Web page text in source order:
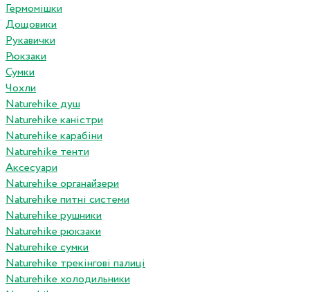
Гермомішки
Дощовики
Рукавички
Рюкзаки
Сумки
Чохли
Naturehike душ
Naturehike каністри
Naturehike карабіни
Naturehike тенти
Аксесуари
Naturehike органайзери
Naturehike питні системи
Naturehike рушники
Naturehike рюкзаки
Naturehike сумки
Naturehike трекінгові палиці
Naturehike холодильники